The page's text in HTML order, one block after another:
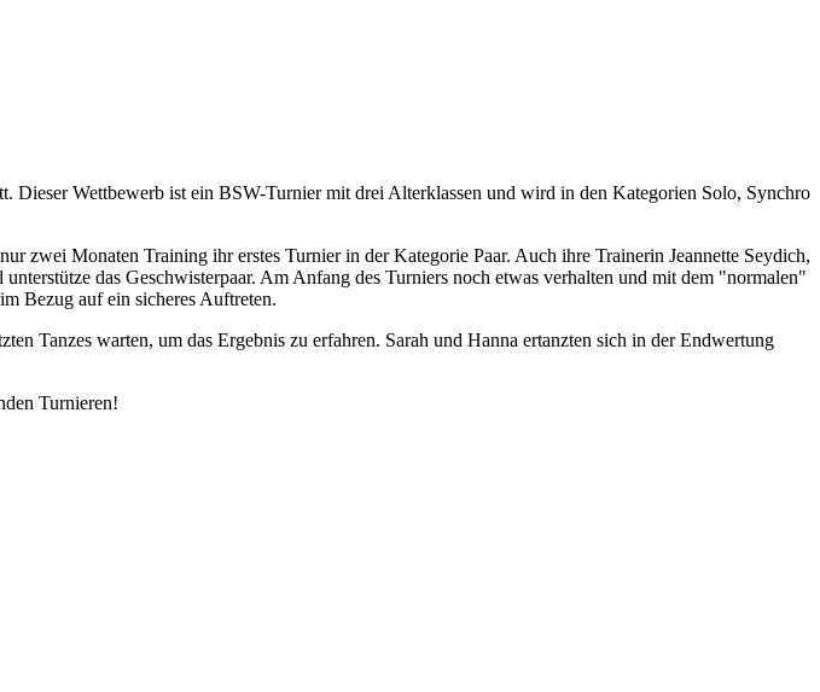
Wettbewerb ist ein BSW-Turnier mit drei Alterklassen und wird in den Kategorien Solo, Synchro
zwei Monaten Training ihr erstes Turnier in der Kategorie Paar. Auch ihre Trainerin Jeannette Seydich,
das Geschwisterpaar. Am Anfang des Turniers noch etwas verhalten und mit dem "normalen"
Bezug auf ein sicheres Auftreten.
Tanzes warten, um das Ergebnis zu erfahren. Sarah und Hanna ertanzten sich in der Endwertung
Turnieren!